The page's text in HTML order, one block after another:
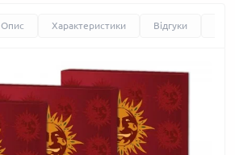
Опис Характеристики Відгуки